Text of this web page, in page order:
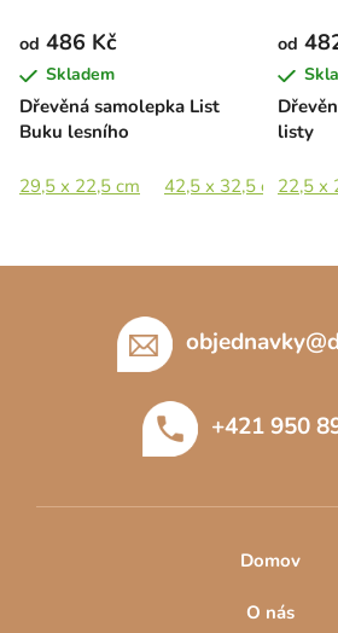
Dřevěná samolepka List
Buku lesního
od 486 Kč
Skladem
29,5 x 22,5 cm 42,5 x 32,5 cm 58
listy
od
22,5 x
objednavky@
+421 950
Domov
O nás